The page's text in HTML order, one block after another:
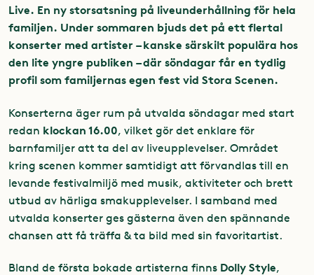
Live. En ny storsatsning på liveunderhållning för hela
familjen. Under sommaren bjuds det på ett flertal
konserter med artister – kanske särskilt populära hos
den lite yngre publiken – där söndagar får en tydlig
profil som familjernas egen fest vid Stora Scenen.
Konserterna äger rum på utvalda söndagar med start
redan klockan 16.00, vilket gör det enklare för
barnfamiljer att ta del av liveupplevelser. Området
kring scenen kommer samtidigt att förvandlas till en
levande festivalmiljö med musik, aktiviteter och brett
utbud av härliga smakupplevelser. I samband med
utvalda konserter ges gästerna även den spännande
chansen att få träffa & ta bild med sin favoritartist.
Bland de första bokade artisterna finns Dolly Style,